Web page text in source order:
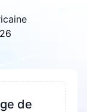
de